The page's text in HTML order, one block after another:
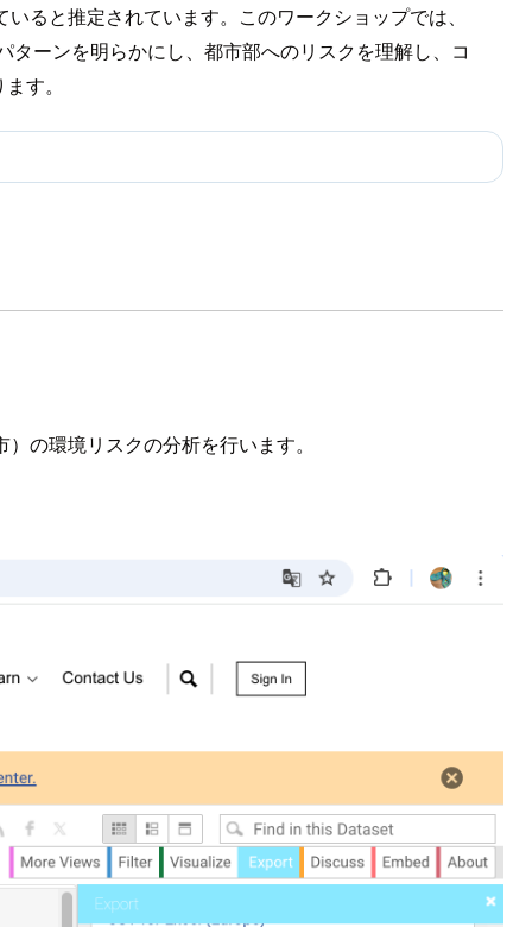
ると推定されています。このワークショップでは、
ターンを明らかにし、都市部へのリスクを理解し、コ
す。
の環境リスクの分析を行います。